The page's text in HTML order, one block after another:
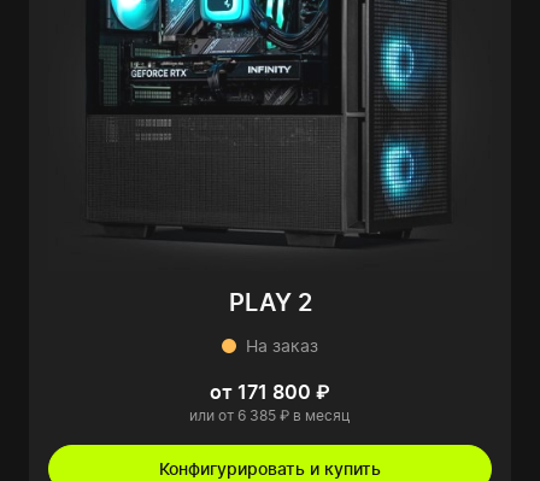
PLAY 2
На заказ
от 171 800 ₽
или от 6 385 ₽ в месяц
Конфигурировать и купить